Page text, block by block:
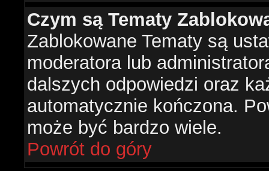
Czym są Tematy
Zablokowane Tematy są
moderatora lub
dalszych odpowiedzi oraz
automatycznie kończona.
może być bardzo wiele.
Powrót do góry